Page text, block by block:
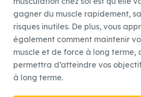
gagner du muscle rapidement,
risques inutiles. De plus, vous
également comment maintenir
muscle et de force à long terme,
permettra d’atteindre vos
à long terme.